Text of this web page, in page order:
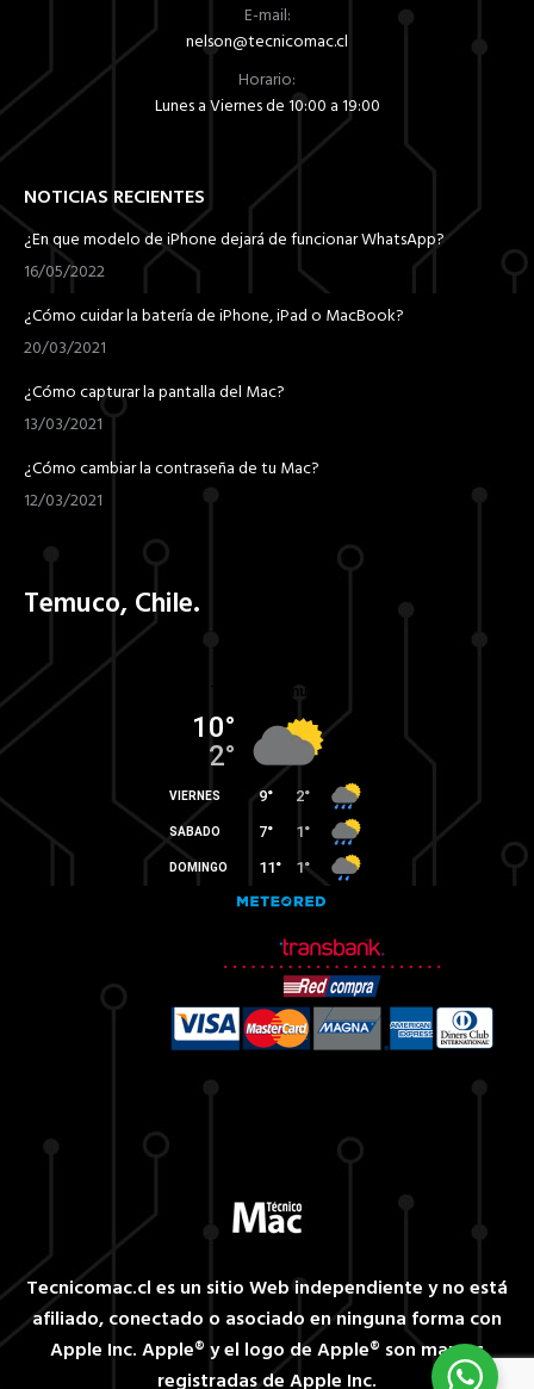
E-mail:
nelson@tecnicomac.cl
Horario:
Lunes a Viernes de 10:00 a 19:00
NOTICIAS RECIENTES
¿En que modelo de iPhone dejará de funcionar WhatsApp?
16/05/2022
¿Cómo cuidar la batería de iPhone, iPad o MacBook?
20/03/2021
¿Cómo capturar la pantalla del Mac?
13/03/2021
¿Cómo cambiar la contraseña de tu Mac?
12/03/2021
Temuco, Chile.
Tecnicomac.cl es un sitio Web independiente y no está
afiliado, conectado o asociado en ninguna forma con
Apple Inc. Apple® y el logo de Apple® son marcas